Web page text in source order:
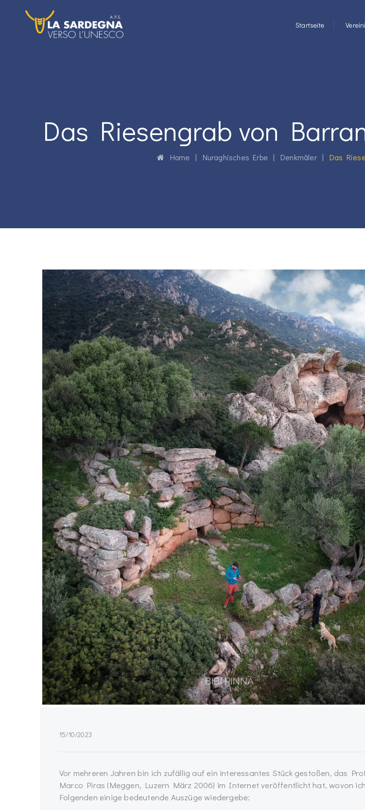
Startseite
Das Riesengrab von
Home | Nuraghisches Erbe | Denkmäler| Das
15/10/2023
Vor mehreren Jahren bin ich zufällig auf ein interessantes Stück gestoßen, das
Marco Piras (Meggen, Luzern März 2006) im Internet veröffentlicht hat, wovon
Folgenden einige bedeutende Auszüge wiedergebe: